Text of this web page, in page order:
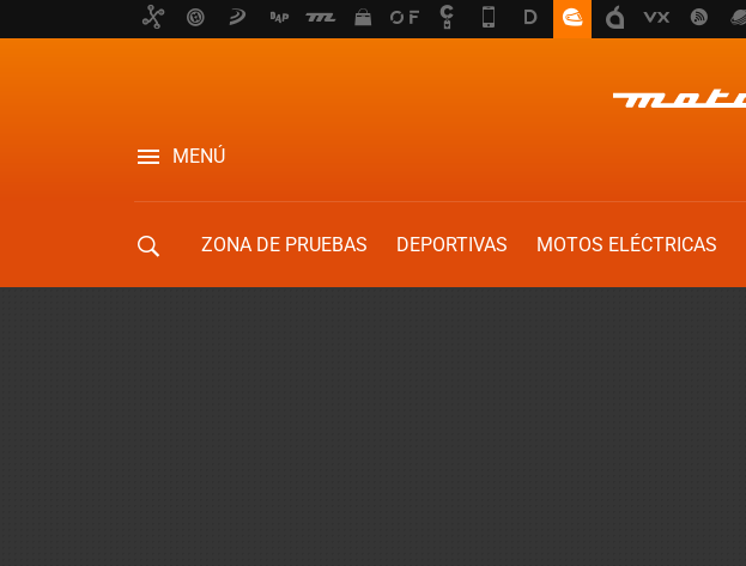
MENÚ
ZONA DE PRUEBAS DEPORTIVAS MOTOS ELÉCTRICAS